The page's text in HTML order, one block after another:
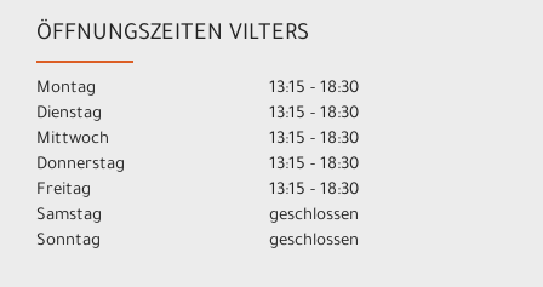
ÖFFNUNGSZEITEN VILTERS
Montag
13:15 - 18:30
Dienstag
13:15 - 18:30
Mittwoch
13:15 - 18:30
Donnerstag
13:15 - 18:30
Freitag
13:15 - 18:30
Samstag
geschlossen
Sonntag
geschlossen